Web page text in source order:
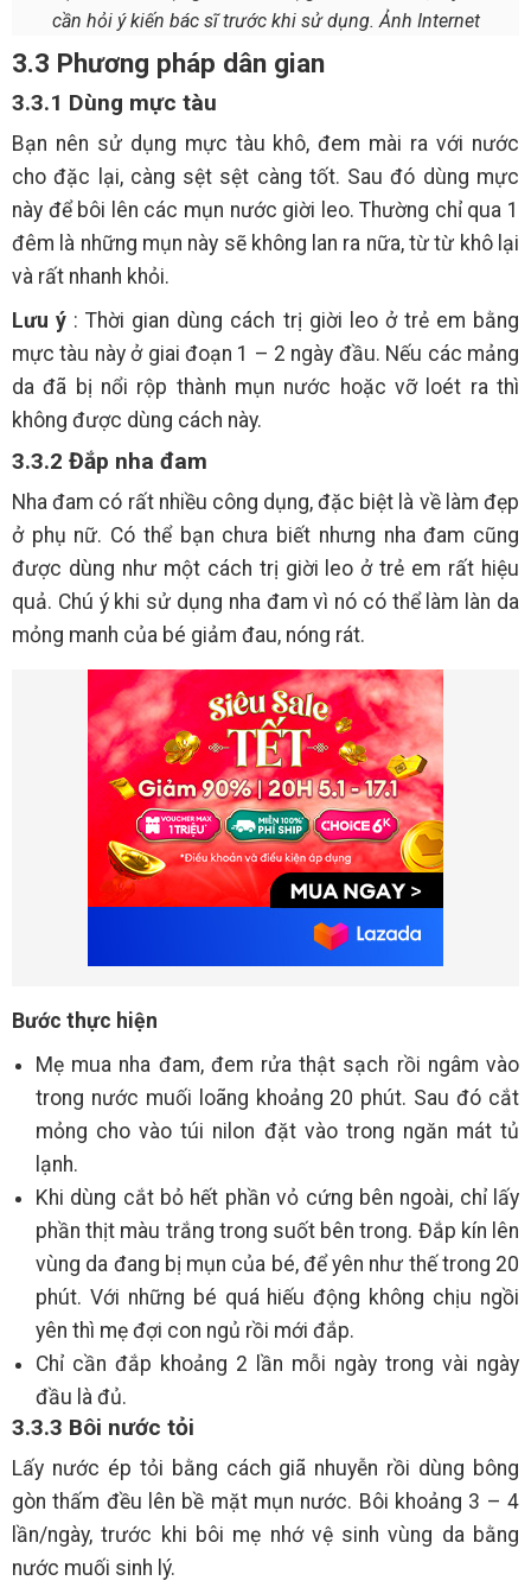
cần hỏi ý kiến bác sĩ trước khi sử dụng. Ảnh Internet
3.3 Phương pháp dân gian
3.3.1 Dùng mực tàu
Bạn nên sử dụng mực tàu khô, đem mài ra với nước
cho đặc lại, càng sệt sệt càng tốt. Sau đó dùng mực
này để bôi lên các mụn nước giời leo. Thường chỉ qua 1
đêm là những mụn này sẽ không lan ra nữa, từ từ khô lại
và rất nhanh khỏi.
Lưu ý : Thời gian dùng cách trị giời leo ở trẻ em bằng
mực tàu này ở giai đoạn 1 – 2 ngày đầu. Nếu các mảng
da đã bị nổi rộp thành mụn nước hoặc vỡ loét ra thì
không được dùng cách này.
3.3.2 Đắp nha đam
Nha đam có rất nhiều công dụng, đặc biệt là về làm đẹp
ở phụ nữ. Có thể bạn chưa biết nhưng nha đam cũng
được dùng như một cách trị giời leo ở trẻ em rất hiệu
quả. Chú ý khi sử dụng nha đam vì nó có thể làm làn da
mỏng manh của bé giảm đau, nóng rát.
Bước thực hiện
Mẹ mua nha đam, đem rửa thật sạch rồi ngâm vào
trong nước muối loãng khoảng 20 phút. Sau đó cắt
mỏng cho vào túi nilon đặt vào trong ngăn mát tủ
lạnh.
Khi dùng cắt bỏ hết phần vỏ cứng bên ngoài, chỉ lấy
phần thịt màu trắng trong suốt bên trong. Đắp kín lên
vùng da đang bị mụn của bé, để yên như thế trong 20
phút. Với những bé quá hiếu động không chịu ngồi
yên thì mẹ đợi con ngủ rồi mới đắp.
Chỉ cần đắp khoảng 2 lần mỗi ngày trong vài ngày
đầu là đủ.
3.3.3 Bôi nước tỏi
Lấy nước ép tỏi bằng cách giã nhuyễn rồi dùng bông
gòn thấm đều lên bề mặt mụn nước. Bôi khoảng 3 – 4
lần/ngày, trước khi bôi mẹ nhớ vệ sinh vùng da bằng
nước muối sinh lý.